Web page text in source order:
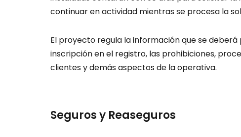
continuar en actividad mientras se procesa la
El proyecto regula la información que se
inscripción en el registro, las prohibiciones,
clientes y demás aspectos de la operativa.
Seguros y Reaseguros